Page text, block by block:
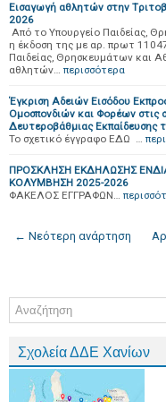
Εισαγωγή αθλητών στην
2026
Από το Υπουργείο Παιδείας,
η έκδοση της με αρ. πρωτ
Παιδείας, Θρησκευμάτων και
αθλητών… περισσότερα
Έγκριση Αδειών Εισόδου
Ομοσπονδιών και Φορέων στις
Δευτεροβάθμιας Εκπαίδευσης
Το σχετικό έγγραφο ΕΔΩ …
ΠΡΟΣΚΛΗΣΗ ΕΚΔΗΛΩΣΗΣ
ΚΟΛΥΜΒΗΣΗ 2025-2026
ΦΑΚΕΛΟΣ ΕΓΓΡΑΦΩΝ…
← Νεότερη ανάρτηση
Σχολεία ΔΔΕ Χανίων